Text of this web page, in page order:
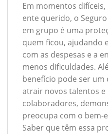
Em momentos
ente querido, o
em grupo é uma
quem ficou, ajudando
com as despesas e a
menos dificuldades.
benefício pode ser
atrair novos talentos e
colaboradores,
preocupa com o bem-
Saber que têm essa